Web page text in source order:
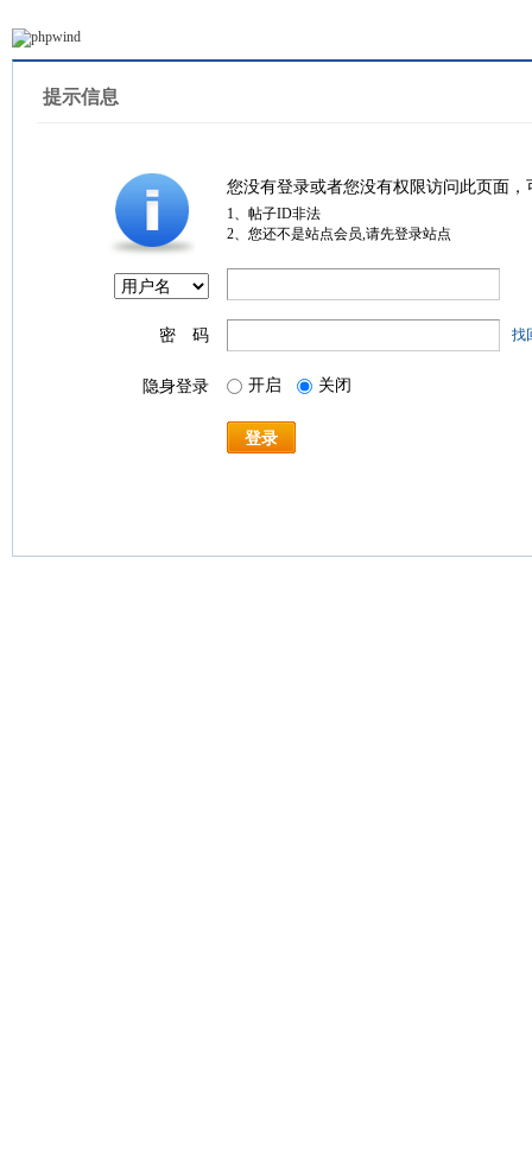
提示信息
您没有登录或者您没有权限访问此页面
1、帖子ID非法
2、您还不是站点会员,请先登录站点
密 码 找
隐身登录 开启 关闭
登录